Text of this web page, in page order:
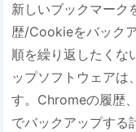
新しいブックマーク
歴/Cookieをバック
順を繰り返したくな
ップソフトウェアは
す。Chromeの履歴
でバックアップする